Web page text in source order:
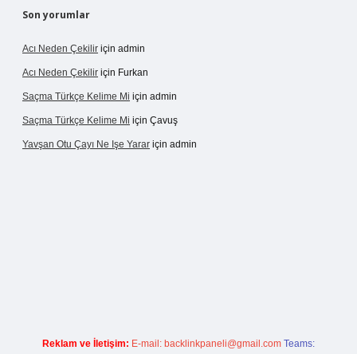
Son yorumlar
Acı Neden Çekilir için admin
Acı Neden Çekilir için Furkan
Saçma Türkçe Kelime Mi için admin
Saçma Türkçe Kelime Mi için Çavuş
Yavşan Otu Çayı Ne Işe Yarar için admin
Reklam ve İletişim: E-mail: backlinkpaneli@gmail.com Teams: